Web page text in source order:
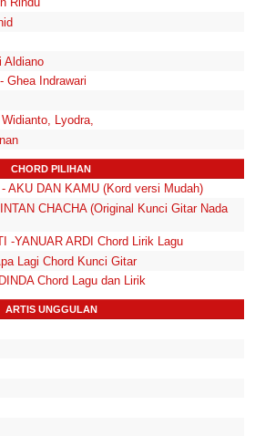
Aldiano
Ghea Indrawari
Lyodra,
CHORD PILIHAN
AKU DAN KAMU (Kord versi Mudah)
CHACHA (Original Kunci Gitar Nada
-YANUAR ARDI Chord Lirik Lagu
Lagi Chord Kunci Gitar
Chord Lagu dan Lirik
ARTIS UNGGULAN